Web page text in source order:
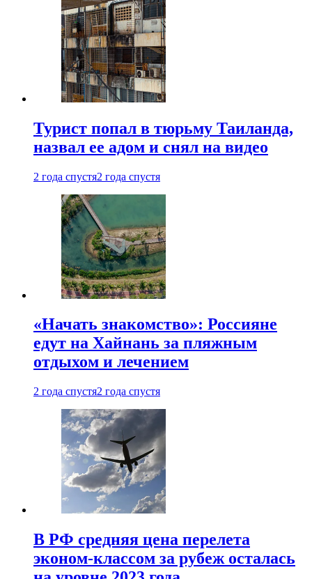
Турист попал в тюрьму Таиланда,
назвал ее адом и снял на видео
2 года спустя2 года спустя
«Начать знакомство»: Россияне
едут на Хайнань за пляжным
отдыхом и лечением
2 года спустя2 года спустя
В РФ средняя цена перелета
эконом-классом за рубеж осталась